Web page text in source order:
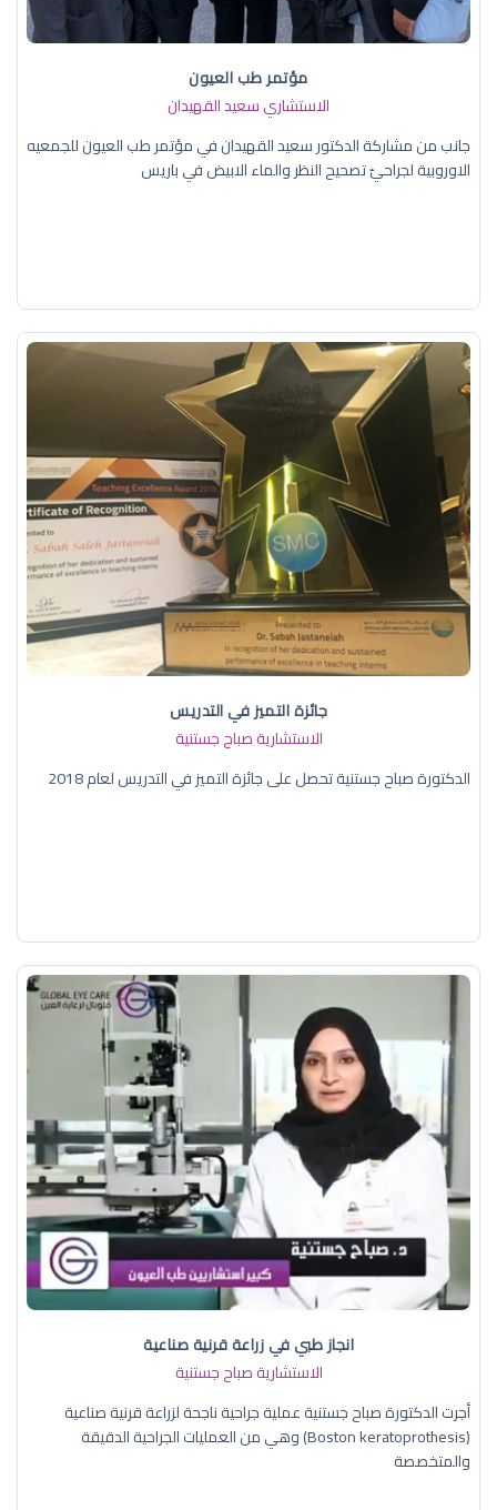
مؤتمر طب العيون
الاستشاري سعيد القهيدان
جانب من مشاركة الدكتور سعيد القهيدان في مؤتمر طب العيون للجمعيه
الاوروبية لجراحيّ تصحيح النظر والماء الابيض في باريس
جائزة التميز في التدريس
الاستشارية صباح جستنية
الدكتورة صباح جستنية تحصل على جائزة التميز في التدريس لعام 2018
انجاز طبي في زراعة قرنية صناعية
الاستشارية صباح جستنية
أجرت الدكتورة صباح جستنية عملية جراحية ناجحة لزراعة قرنية صناعية
(Boston keratoprothesis) وهي من العمليات الجراحية الدقيقة
والمتخصصة